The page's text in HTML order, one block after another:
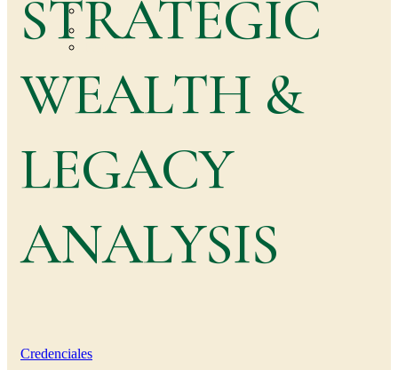
Contacto
FAQ
STRATEGIC
WEALTH &
LEGACY
ANALYSIS
Credenciales